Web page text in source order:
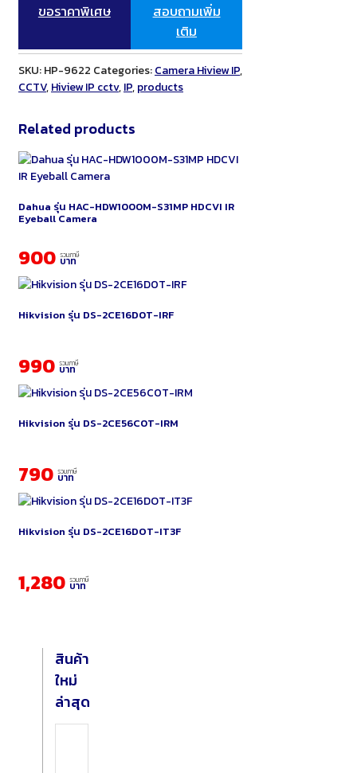
ขอราคาพิเศษ
สอบถามเพิ่ม
เติม
SKU:HP-9622 Categories:Camera Hiview IP,
CCTV,Hiview IP cctv,IP,products
Related products
Dahua รุ่น HAC-HDW1000M-S31MP HDCVI IR
Eyeball Camera
900 รวมภาษี
บาท
Hikvision รุ่น DS-2CE16D0T-IRF
990 รวมภาษี
บาท
Hikvision รุ่น DS-2CE56C0T-IRM
790 รวมภาษี
บาท
Hikvision รุ่น DS-2CE16DOT-IT3F
1,280 รวมภาษี
บาท
สินค้า
ใหม่
ล่าสุด